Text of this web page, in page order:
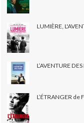
LUMIÈRE,
L’AVENTURE
L’ÉTRANGER